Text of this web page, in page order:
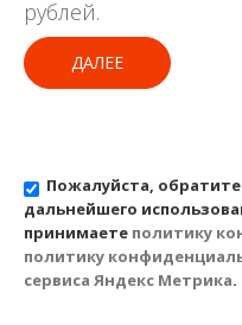
рублей.
ДАЛЕЕ
Пожалуйста,
дальнейшего
принимаете политику
политику
сервиса Яндекс Метрика.